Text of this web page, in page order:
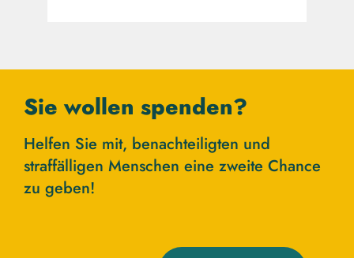
Sie wollen spenden?
Helfen Sie mit, benachteiligten und
straffälligen Menschen eine zweite Chance
zu geben!